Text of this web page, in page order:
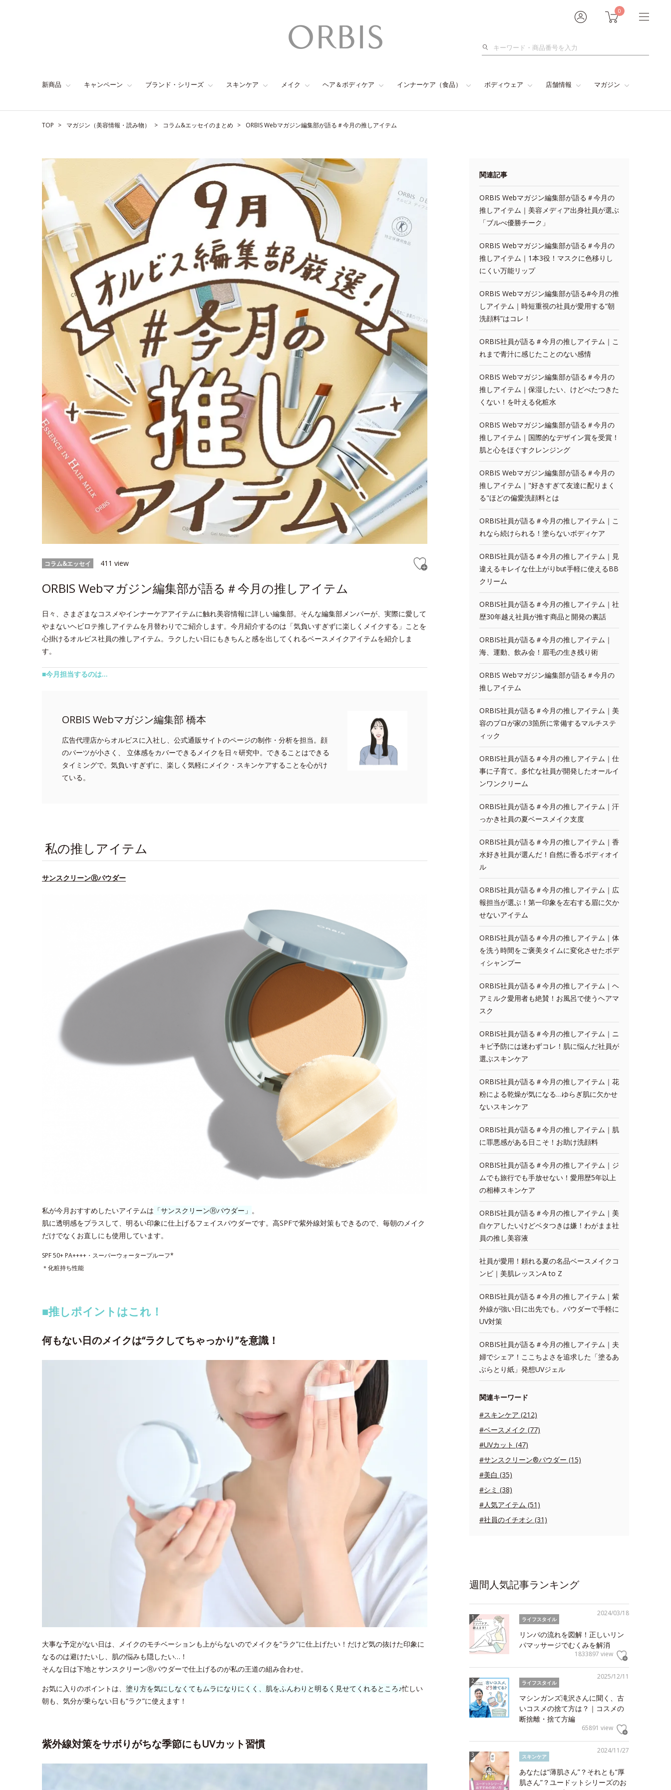
0
検
新商品 キャンペーン ブランド・シリーズ スキンケア メイク ヘア＆ボディケア インナーケア（食品） ボディウェア 店舗情報 マガジン
TOP マガジン（美容情報・読み物） コラム&エッセイのまとめ ORBIS Webマガジン編集部が語る＃今月の推しアイテム
コラム&エッセイ 411 view
ORBIS Webマガジン編集部が語る＃今月の推しアイテム
日々、さまざまなコスメやインナーケアアイテムに触れ美容情報に詳しい編集部。そんな編集部メンバーが、実際に愛して
やまないヘビロテ推しアイテムを月替わりでご紹介します。今月紹介するのは「気負いすぎずに楽しくメイクする」ことを
心掛けるオルビス社員の推しアイテム。ラクしたい日にもきちんと感を出してくれるベースメイクアイテムを紹介しま
す。
■今月担当するのは…
ORBIS Webマガジン編集部 橋本
広告代理店からオルビスに入社し、公式通販サイトのページの制作・分析を担当。顔
のパーツが小さく、 立体感をカバーできるメイクを日々研究中。できることはできる
タイミングで。気負いすぎずに、楽しく気軽にメイク・スキンケアすることを心がけ
ている。
私の推しアイテム
サンスクリーンⓇパウダー
私が今月おすすめしたいアイテムは 「サンスクリーンⓇパウダー」 。
肌に透明感をプラスして、明るい印象に仕上げるフェイスパウダーです。高SPFで紫外線対策もできるので、毎朝のメイク
だけでなくお直しにも使用しています。
SPF 50+ PA++++・スーパーウォータープルーフ*
＊化粧持ち性能
■推しポイントはこれ！
何もない日のメイクは“ラクしてちゃっかり”を意識！
大事な予定がない日は、メイクのモチベーションも上がらないのでメイクを“ラク”に仕上げたい！だけど気の抜けた印象に
なるのは避けたいし、肌の悩みも隠したい…！
そんな日は下地とサンスクリーンⓇパウダーで仕上げるのが私の王道の組み合わせ。
お気に入りのポイントは、 塗り方を気にしなくてもムラになりにくく、肌をふんわりと明るく見せてくれるところ♪忙しい
朝も、気分が乗らない日も“ラク”に使えます！
紫外線対策をサボりがちな季節にもUVカット習慣
関連記事
ORBIS Webマガジン編集部が語る＃今月の
推しアイテム｜美容メディア出身社員が選ぶ
「ブルべ優勝チーク」
ORBIS Webマガジン編集部が語る＃今月の
推しアイテム｜1本3役！マスクに色移りし
にくい万能リップ
ORBIS Webマガジン編集部が語る#今月の推
しアイテム｜時短重視の社員が愛用する“朝
洗顔料”はコレ！
ORBIS社員が語る＃今月の推しアイテム｜こ
れまで青汁に感じたことのない感情
ORBIS Webマガジン編集部が語る＃今月の
推しアイテム｜保湿したい、けどべたつきた
くない！を叶える化粧水
ORBIS Webマガジン編集部が語る＃今月の
推しアイテム｜国際的なデザイン賞を受賞！
肌と心をほぐすクレンジング
ORBIS Webマガジン編集部が語る＃今月の
推しアイテム｜"好きすぎて友達に配りまく
る"ほどの偏愛洗顔料とは
ORBIS社員が語る＃今月の推しアイテム｜こ
れなら続けられる！塗らないボディケア
ORBIS社員が語る＃今月の推しアイテム｜見
違えるキレイな仕上がりbut手軽に使えるBB
クリーム
ORBIS社員が語る＃今月の推しアイテム｜社
歴30年越え社員が推す商品と開発の裏話
ORBIS社員が語る＃今月の推しアイテム｜
海、運動、飲み会！眉毛の生き残り術
ORBIS Webマガジン編集部が語る＃今月の
推しアイテム
ORBIS社員が語る＃今月の推しアイテム｜美
容のプロが家の3箇所に常備するマルチステ
ィック
ORBIS社員が語る＃今月の推しアイテム｜仕
事に子育て。多忙な社員が開発したオールイ
ンワンクリーム
ORBIS社員が語る＃今月の推しアイテム｜汗
っかき社員の夏ベースメイク支度
ORBIS社員が語る＃今月の推しアイテム｜香
水好き社員が選んだ！自然に香るボディオイ
ル
ORBIS社員が語る＃今月の推しアイテム｜広
報担当が選ぶ！第一印象を左右する眉に欠か
せないアイテム
ORBIS社員が語る＃今月の推しアイテム｜体
を洗う時間をご褒美タイムに変化させたボデ
ィシャンプー
ORBIS社員が語る＃今月の推しアイテム｜ヘ
アミルク愛用者も絶賛！お風呂で使うヘアマ
スク
ORBIS社員が語る＃今月の推しアイテム｜ニ
キビ予防には迷わずコレ！肌に悩んだ社員が
選ぶスキンケア
ORBIS社員が語る＃今月の推しアイテム｜花
粉による乾燥が気になる…ゆらぎ肌に欠かせ
ないスキンケア
ORBIS社員が語る＃今月の推しアイテム｜肌
に罪悪感がある日こそ！お助け洗顔料
ORBIS社員が語る＃今月の推しアイテム｜ジ
ムでも旅行でも手放せない！愛用歴5年以上
の相棒スキンケア
ORBIS社員が語る＃今月の推しアイテム｜美
白ケアしたいけどベタつきは嫌！わがまま社
員の推し美容液
社員が愛用！頼れる夏の名品ベースメイクコ
ンビ｜美肌レッスンA to Z
ORBIS社員が語る＃今月の推しアイテム｜紫
外線が強い日に出先でも。パウダーで手軽に
UV対策
ORBIS社員が語る＃今月の推しアイテム｜夫
婦でシェア！ここちよさを追求した「塗るあ
ぶらとり紙」発想UVジェル
関連キーワード
#スキンケア (212)
#ベースメイク (77)
#UVカット (47)
#サンスクリーン®パウダー (15)
#美白 (35)
#シミ (38)
#人気アイテム (51)
#社員のイチオシ (31)
週間人気記事ランキング
2024/03/18
ライフスタイル
リンパの流れを図解！正しいリン
パマッサージでむくみを解消
1833897 view
2025/12/11
ライフスタイル
マシンガンズ滝沢さんに聞く、古
いコスメの捨て方は？｜コスメの
断捨離・捨て方編
65891 view
2024/11/27
スキンケア
あなたは“薄肌さん”？それとも“厚
肌さん”？ユードットシリーズのお